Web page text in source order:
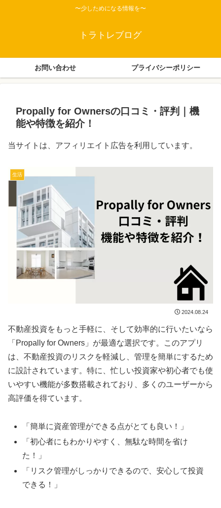
〜少しためになる情報を〜
トラトレブログ
お問い合わせ プライバシーポリシー
Propally for Ownersの口コミ・評判｜機
能や特徴を紹介！
当サイトは、アフィリエイト広告を利用しています。
生活
2024.08.24
不動産投資をもっと手軽に、そして効率的に行いたいなら
「Propally for Owners」が最適な選択です。このアプリ
は、不動産投資のリスクを軽減し、管理を簡単にするため
に設計されています。特に、忙しい投資家や初心者でも使
いやすい機能が多数搭載されており、多くのユーザーから
高評価を得ています。
「簡単に資産管理ができる点がとても良い！」
「初心者にもわかりやすく、無駄な時間を省け
た！」
「リスク管理がしっかりできるので、安心して投資
できる！」